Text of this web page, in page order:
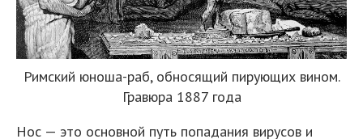
Римский юноша-раб, обносящий пирующих вином.
Гравюра 1887 года
Нос — это основной путь попадания вирусов и